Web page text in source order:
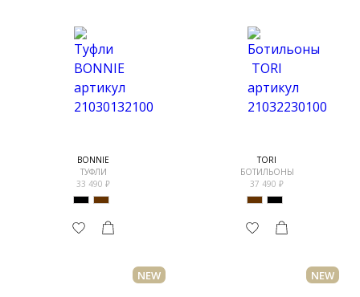
BONNIE
ТУФЛИ
33 490
TORI
БОТИЛЬОНЫ
37 490
NEW NEW